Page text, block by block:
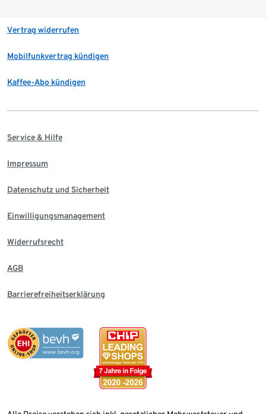
Vertrag widerrufen
Mobilfunkvertrag kündigen
Kaffee-Abo kündigen
Service & Hilfe
Impressum
Datenschutz und Sicherheit
Einwilligungsmanagement
Widerrufsrecht
AGB
Barrierefreiheitserklärung